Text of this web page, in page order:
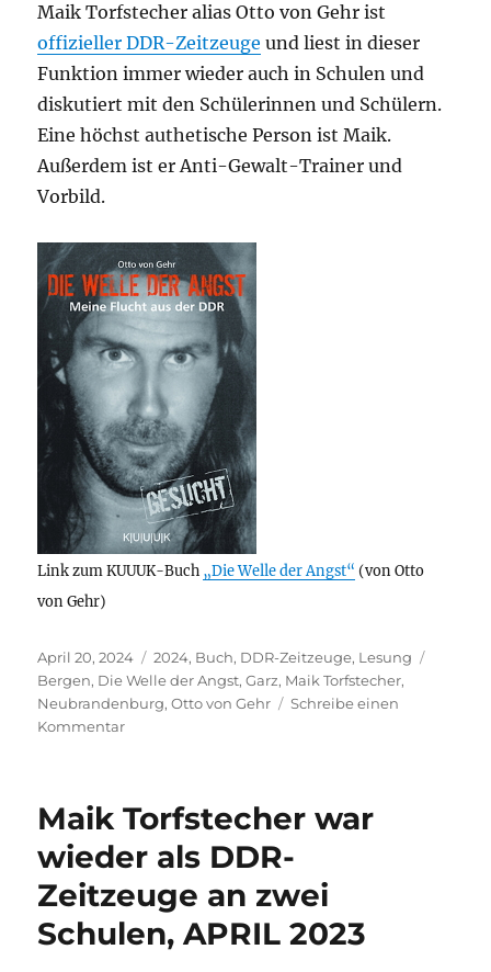
Maik Torfstecher alias Otto von Gehr ist
offizieller DDR-Zeitzeuge und liest in dieser
Funktion immer wieder auch in Schulen und
diskutiert mit den Schülerinnen und Schülern.
Eine höchst authetische Person ist Maik.
Außerdem ist er Anti-Gewalt-Trainer und
Vorbild.
Link zum KUUUK-Buch „Die Welle der Angst“ (von Otto
von Gehr)
Veröffentlicht
am
April 20, 2024 Kategorien
2024, Buch, DDR-Zeitzeuge, Lesung
Bergen, Die Welle der Angst,Garz, Maik Torfstecher,
Neubrandenburg,Otto von Gehr
Schreibe einen
Kommentarzu
KUUUK-
Maik
Torfstecher
alias
Otto
Maik Torfstecher war
wieder als DDR-
Zeitzeuge an zwei
Schulen, APRIL 2023